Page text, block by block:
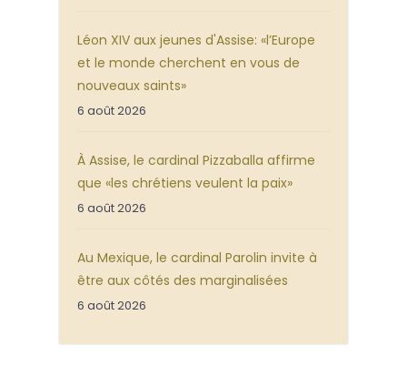
Léon XIV aux jeunes d'Assise: «l’Europe
et le monde cherchent en vous de
nouveaux saints»
6 août 2026
À Assise, le cardinal Pizzaballa affirme
que «les chrétiens veulent la paix»
6 août 2026
Au Mexique, le cardinal Parolin invite à
être aux côtés des marginalisées
6 août 2026